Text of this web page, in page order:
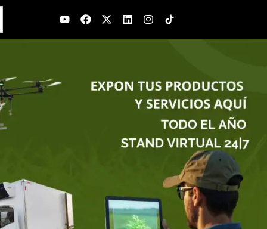
YoutubeFacebook
X-
twitter
LinkedinInstagram